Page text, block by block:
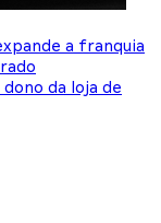
a franquia
da loja de